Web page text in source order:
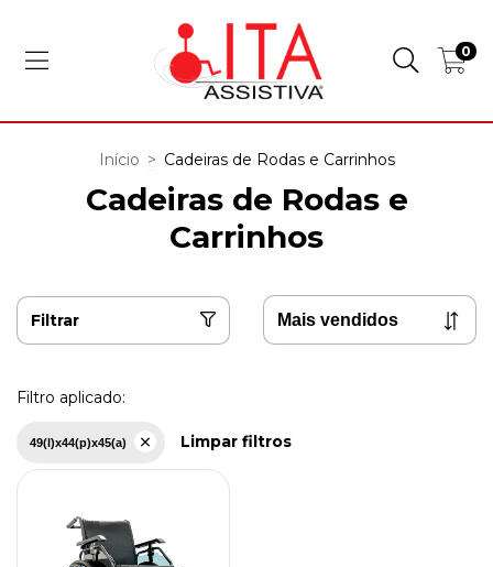
0
Início > Cadeiras de Rodas e Carrinhos
Cadeiras de Rodas e
Carrinhos
Filtrar
Filtro aplicado:
49(l)x44(p)x45(a) Limpar filtros